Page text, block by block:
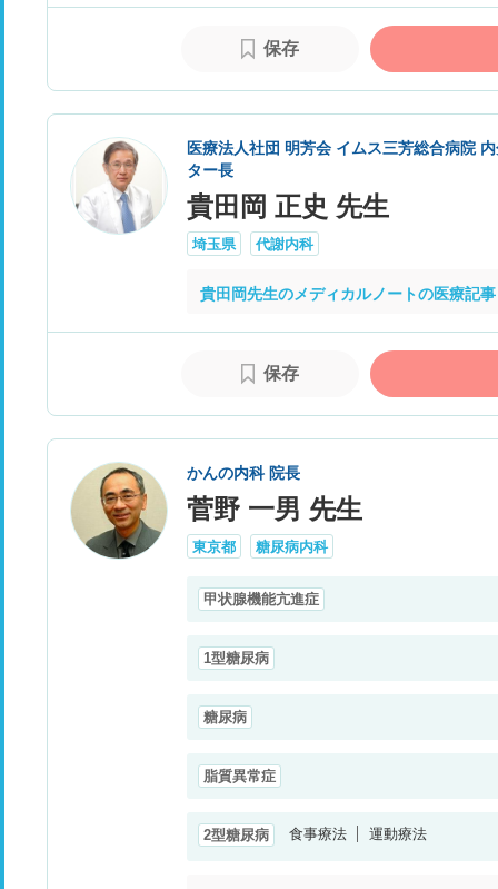
保存
医療法人社団 明芳会 イムス三芳総合病院
ター長
貴田岡 正史 先生
埼玉県 代謝内科
貴田岡先生のメディカルノートの医療記
保存
かんの内科 院長
菅野 一男 先生
東京都 糖尿病内科
甲状腺機能亢進症
1型糖尿病
糖尿病
脂質異常症
2型糖尿病 食事療法 運動療法